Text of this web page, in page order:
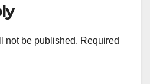
not be published. Required